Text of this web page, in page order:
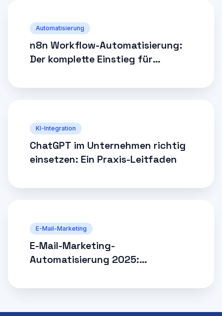
Automatisierung
n8n Workflow-Automatisierung:
Der komplette Einstieg für
KI-Integration
ChatGPT im Unternehmen richtig
einsetzen: Ein Praxis-Leitfaden
E-Mail-Marketing
E-Mail-Marketing-
Automatisierung 2025: